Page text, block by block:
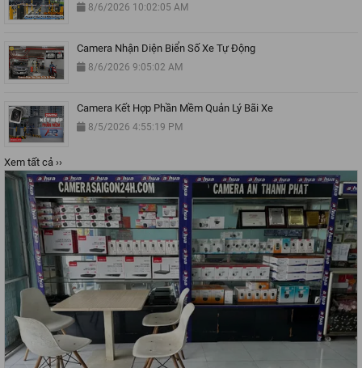
8/6/2026 10:02:05 AM
Camera Nhận Diện Biển Số Xe Tự Động
8/6/2026 9:05:02 AM
Camera Kết Hợp Phần Mềm Quản Lý Bãi Xe
8/5/2026 4:55:19 PM
Xem tất cả ››